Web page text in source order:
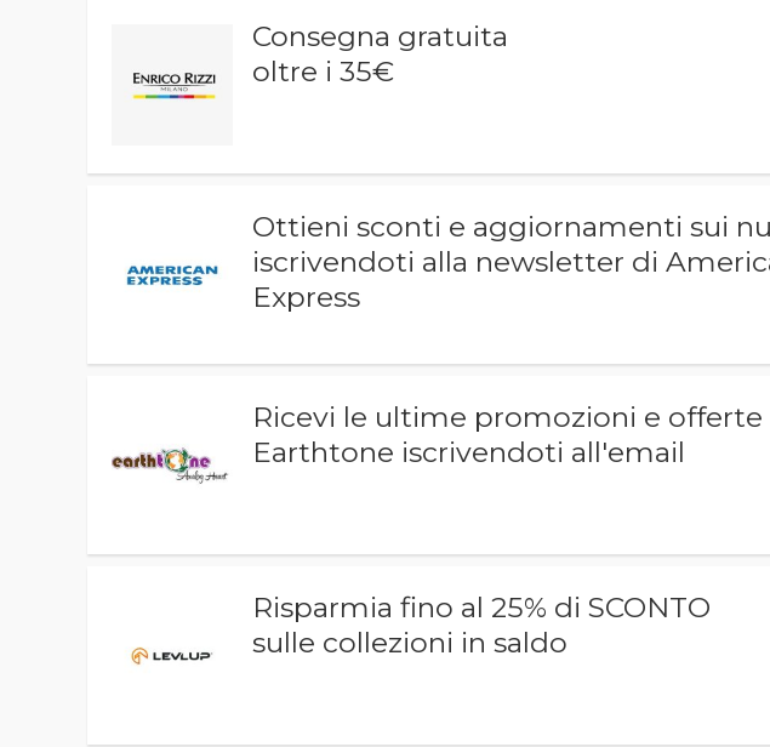
Consegna gratuita
oltre i 35€
Ottieni sconti e aggiornamenti sui
iscrivendoti alla newsletter di
Express
Ricevi le ultime promozioni e offerte
Earthtone iscrivendoti all'email
Risparmia fino al 25% di SCONTO
sulle collezioni in saldo